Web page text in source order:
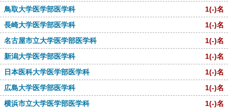
鳥取大学医学部医学科
1(-)名
長崎大学医学部医学科
1(-)名
名古屋市立大学医学部医学科
1(-)名
新潟大学医学部医学科
1(-)名
日本医科大学医学部医学科
1(-)名
広島大学医学部医学科
1(-)名
横浜市立大学医学部医学科
1(-)名